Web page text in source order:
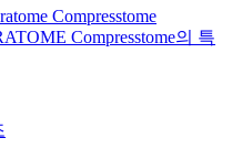
Compresstome
Compresstome의 특